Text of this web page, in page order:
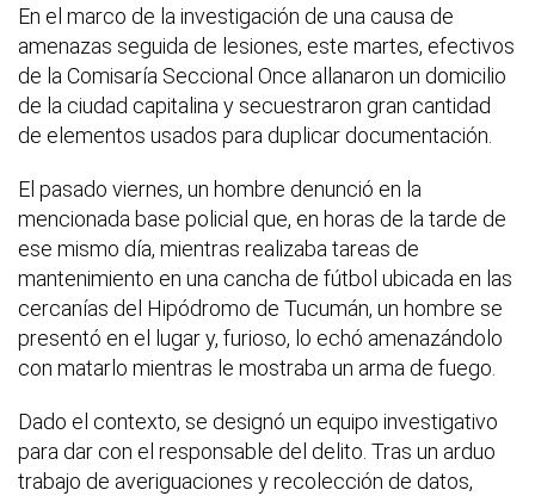
En el marco de la investigación de una causa de
amenazas seguida de lesiones, este martes, efectivos
de la Comisaría Seccional Once allanaron un domicilio
de la ciudad capitalina y secuestraron gran cantidad
de elementos usados para duplicar documentación.
El pasado viernes, un hombre denunció en la
mencionada base policial que, en horas de la tarde de
ese mismo día, mientras realizaba tareas de
mantenimiento en una cancha de fútbol ubicada en las
cercanías del Hipódromo de Tucumán, un hombre se
presentó en el lugar y, furioso, lo echó amenazándolo
con matarlo mientras le mostraba un arma de fuego.
Dado el contexto, se designó un equipo investigativo
para dar con el responsable del delito. Tras un arduo
trabajo de averiguaciones y recolección de datos,